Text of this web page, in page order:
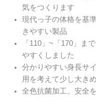
気をつくります
現代っ子の体格を基
きやすい製品
「110」~「170」ま
やすくしました
分かりやすい身長サ
用を考えて少し大き
全色抗菌加工。安全